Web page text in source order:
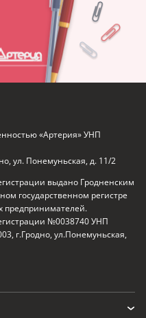
«Артерия» УНП
ул. Понемуньская, д. 11/2
выдано Гродненским
государственном регистре
предпринимателей.
№0038740 УНП
г.Гродно, ул.Понемуньская,